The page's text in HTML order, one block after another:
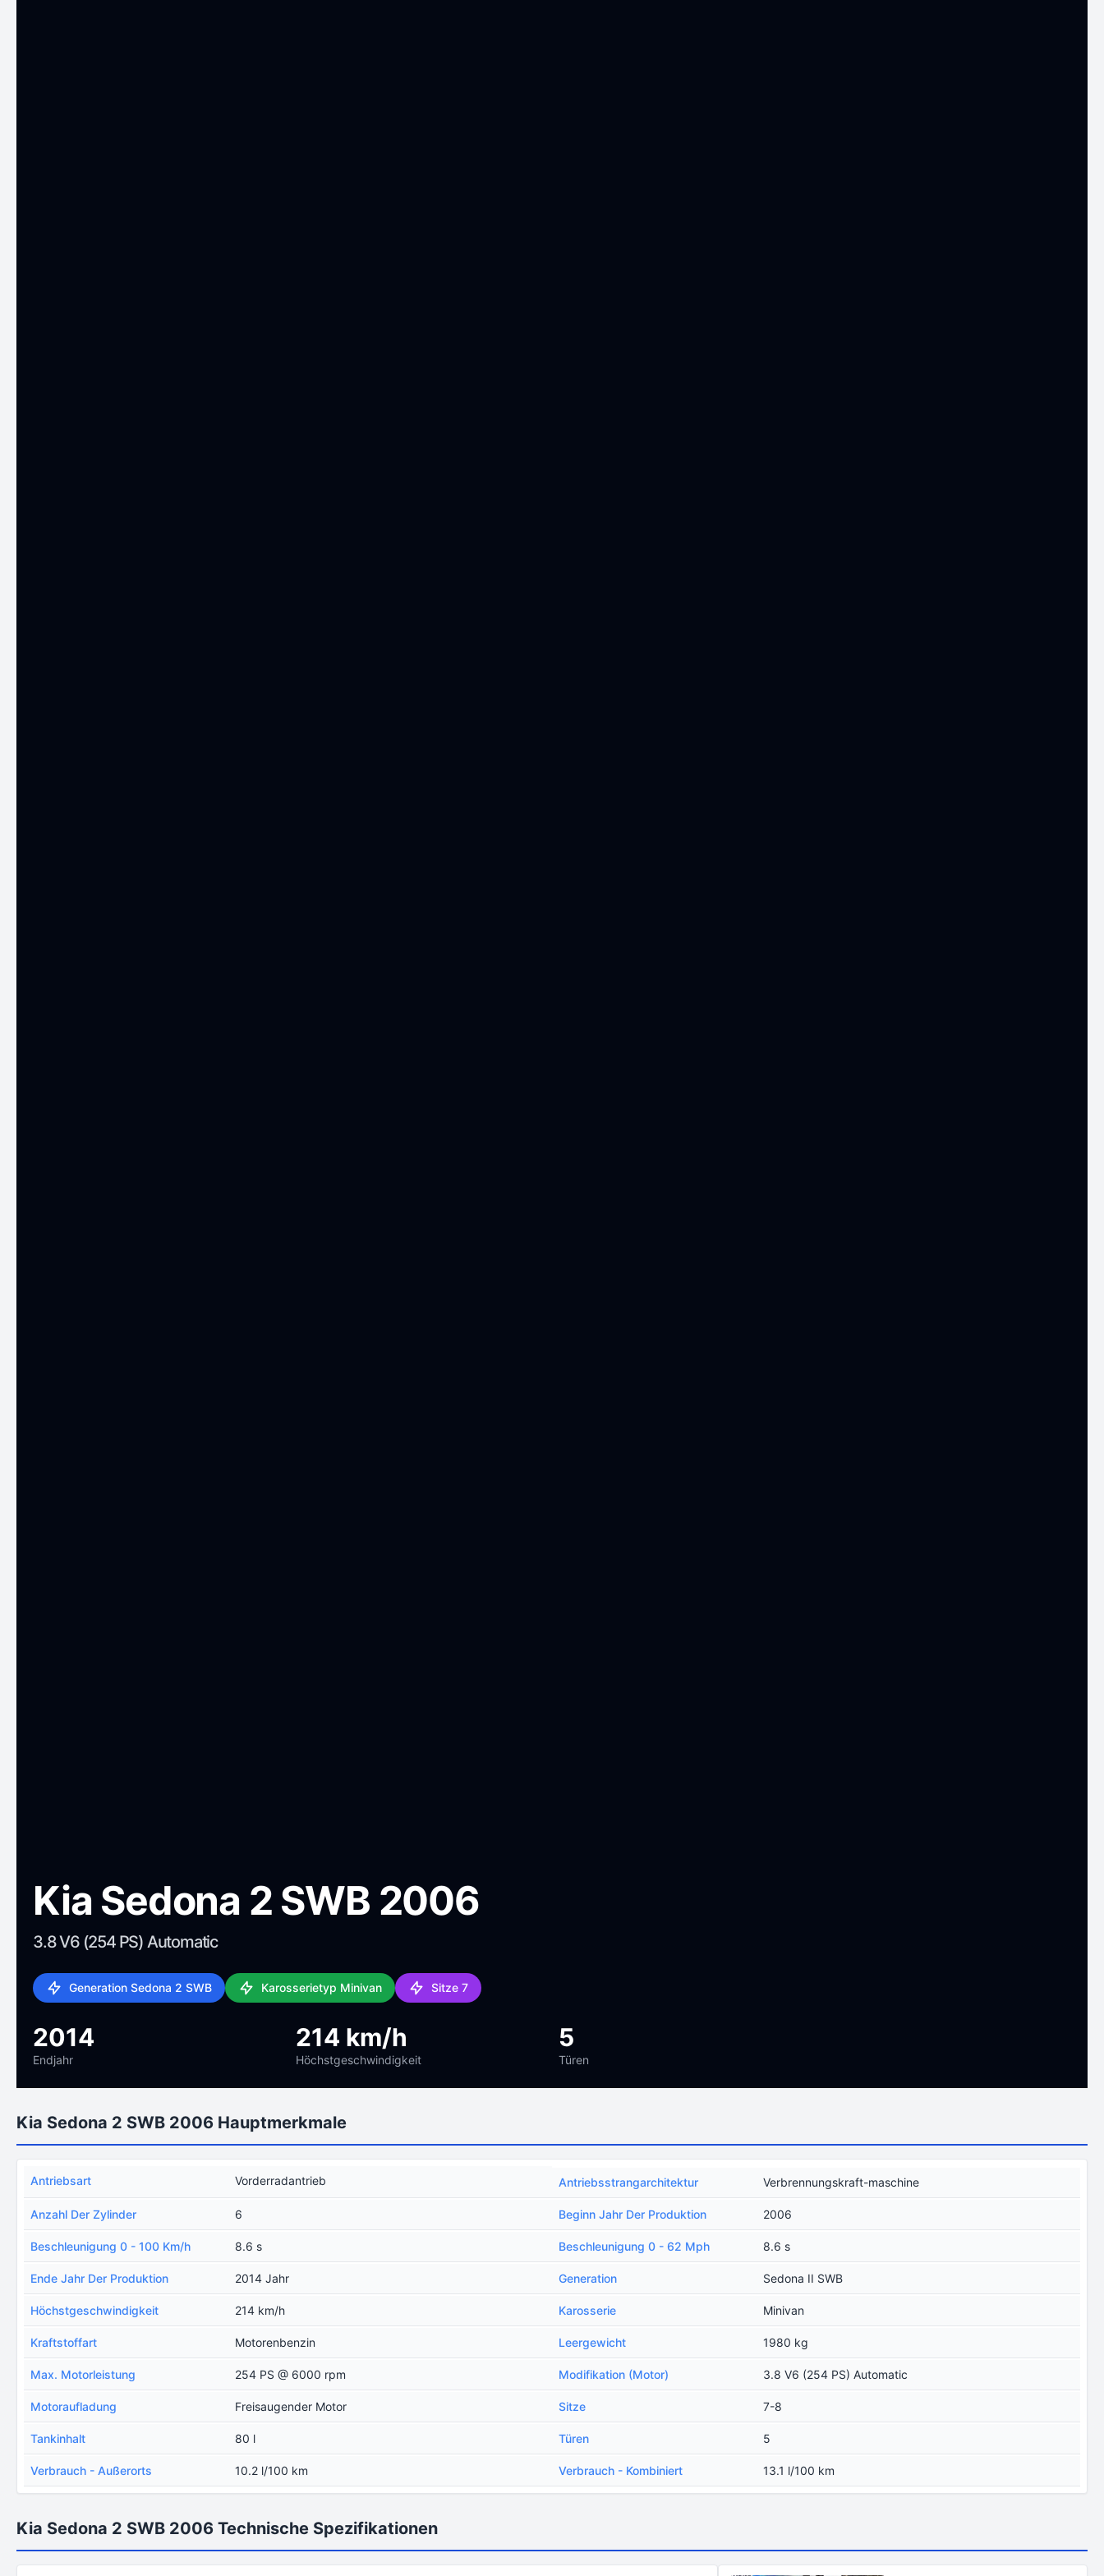
Kia Sedona 2 SWB 2006
3.8 V6 (254 PS) Automatic
Generation Sedona 2 SWB Karosserietyp Minivan Sitze 7
2014
Endjahr
214 km/h
Höchstgeschwindigkeit
5
Türen
Kia Sedona 2 SWB 2006 Hauptmerkmale
Antriebsart Vorderradantrieb Antriebsstrangarchitektur Verbrennungskraft-maschine
Anzahl Der Zylinder 6 Beginn Jahr Der Produktion 2006
Beschleunigung 0 - 100 Km/h 8.6 s Beschleunigung 0 - 62 Mph 8.6 s
Ende Jahr Der Produktion 2014 Jahr Generation Sedona II SWB
Höchstgeschwindigkeit 214 km/h Karosserie Minivan
Kraftstoffart Motorenbenzin Leergewicht 1980 kg
Max. Motorleistung 254 PS @ 6000 rpm Modifikation (Motor) 3.8 V6 (254 PS) Automatic
Motoraufladung Freisaugender Motor Sitze 7-8
Tankinhalt 80 l Türen 5
Verbrauch - Außerorts 10.2 l/100 km Verbrauch - Kombiniert 13.1 l/100 km
Kia Sedona 2 SWB 2006 Technische Spezifikationen